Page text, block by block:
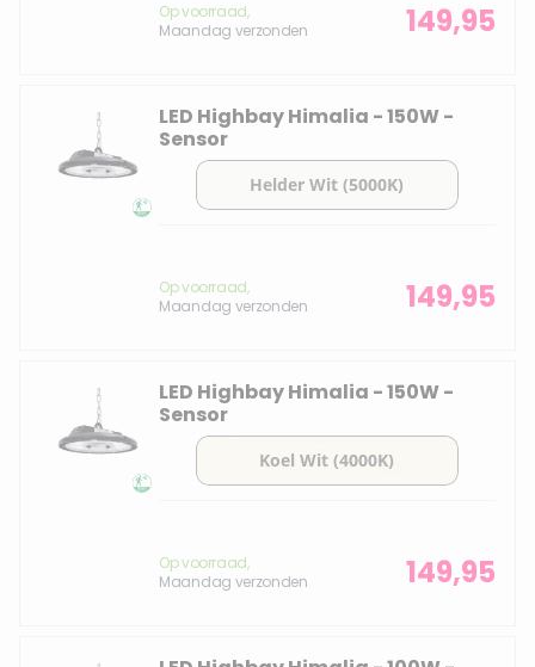
Op voorraad,
Maandag verzonden
149,95
LED Highbay Himalia - 150W -
Sensor
Op voorraad,
Maandag verzonden
149,95
LED Highbay Himalia - 150W -
Sensor
Op voorraad,
Maandag verzonden
149,95